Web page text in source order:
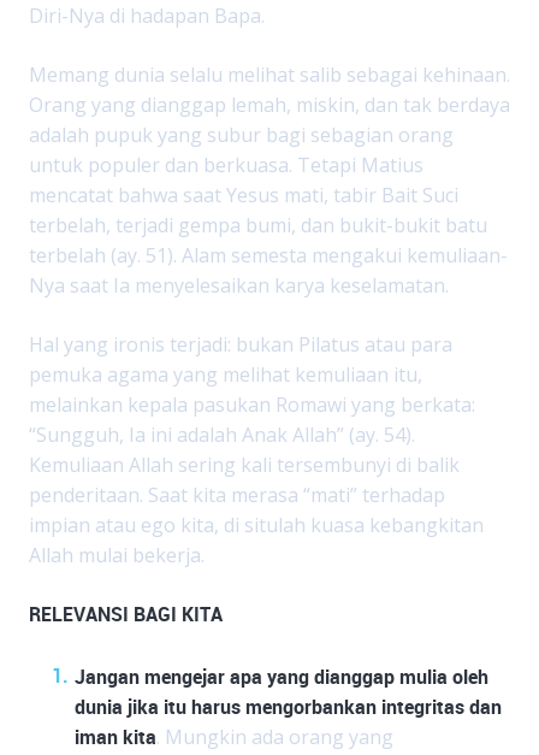
Diri-Nya di hadapan Bapa.
Memang dunia selalu melihat salib sebagai kehinaan.
Orang yang dianggap lemah, miskin, dan tak berdaya
adalah pupuk yang subur bagi sebagian orang
untuk populer dan berkuasa. Tetapi Matius
mencatat bahwa saat Yesus mati, tabir Bait Suci
terbelah, terjadi gempa bumi, dan bukit-bukit batu
terbelah (ay. 51). Alam semesta mengakui kemuliaan-
Nya saat Ia menyelesaikan karya keselamatan.
Hal yang ironis terjadi: bukan Pilatus atau para
pemuka agama yang melihat kemuliaan itu,
melainkan kepala pasukan Romawi yang berkata:
“Sungguh, Ia ini adalah Anak Allah” (ay. 54).
Kemuliaan Allah sering kali tersembunyi di balik
penderitaan. Saat kita merasa “mati” terhadap
impian atau ego kita, di situlah kuasa kebangkitan
Allah mulai bekerja.
RELEVANSI BAGI KITA
Jangan mengejar apa yang dianggap mulia oleh
dunia jika itu harus mengorbankan integritas dan
iman kita. Mungkin ada orang yang